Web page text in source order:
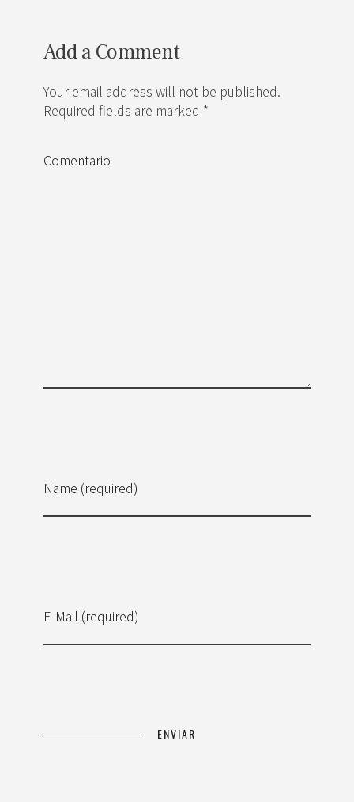
Add a Comment
Your email address will not be published.
Required fields are marked *
Name (required)
E-Mail (required)
Comentario